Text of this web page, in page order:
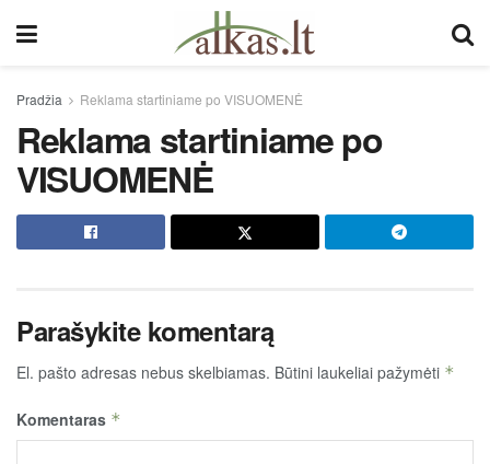
Pradžia Reklama startiniame po VISUOMENĖ
Reklama startiniame po
VISUOMENĖ
Parašykite komentarą
El. pašto adresas nebus skelbiamas. Būtini laukeliai pažymėti *
Komentaras *